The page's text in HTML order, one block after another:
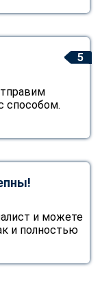
5
способом.
и можете
и полностью